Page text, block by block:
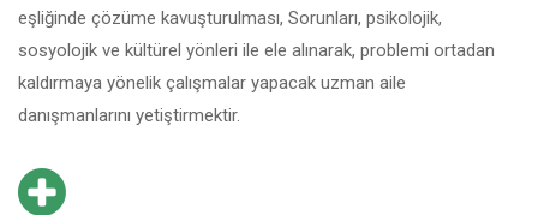
eşliğinde çözüme kavuşturulması, Sorunları, psikolojik,
sosyolojik ve kültürel yönleri ile ele alınarak, problemi ortadan
kaldırmaya yönelik çalışmalar yapacak uzman aile
danışmanlarını yetiştirmektir.